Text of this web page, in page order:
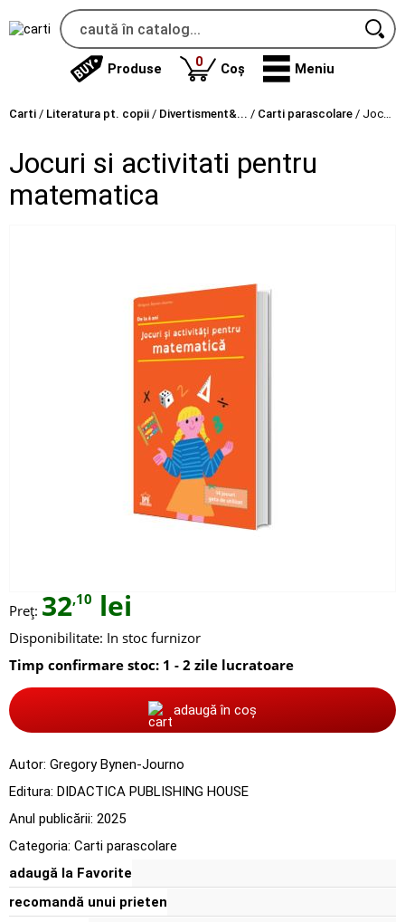
Produse 0produse
Coș Meniu
Carti / Literatura pt. copii / Divertisment&... / Carti parascolare / Jocuri si activitati pentru matematica
Jocuri si activitati pentru
matematica
Preț: 32,10 lei
Disponibilitate: In stoc furnizor
Timp confirmare stoc: 1 - 2 zile lucratoare
adaugă în coș
Autor: Gregory Bynen-Journo
Editura: DIDACTICA PUBLISHING HOUSE
Anul publicării: 2025
Categoria: Carti parascolare
adaugă la Favorite
recomandă unui prieten